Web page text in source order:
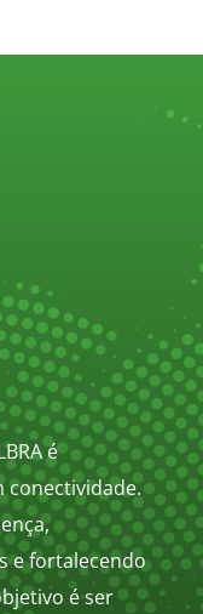
é
conectividade.
e fortalecendo
é ser